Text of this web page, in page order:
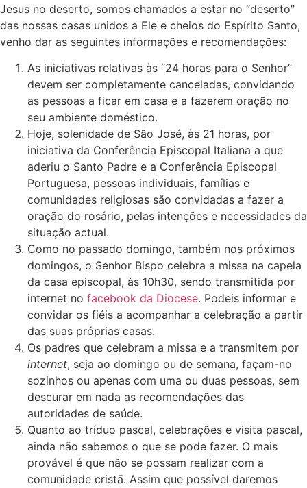
Jesus no deserto, somos chamados a estar no “deserto”
das nossas casas unidos a Ele e cheios do Espírito Santo,
venho dar as seguintes informações e recomendações:
As iniciativas relativas às “24 horas para o Senhor”
devem ser completamente canceladas, convidando
as pessoas a ficar em casa e a fazerem oração no
seu ambiente doméstico.
Hoje, solenidade de São José, às 21 horas, por
iniciativa da Conferência Episcopal Italiana a que
aderiu o Santo Padre e a Conferência Episcopal
Portuguesa, pessoas individuais, famílias e
comunidades religiosas são convidadas a fazer a
oração do rosário, pelas intenções e necessidades da
situação actual.
Como no passado domingo, também nos próximos
domingos, o Senhor Bispo celebra a missa na capela
da casa episcopal, às 10h30, sendo transmitida por
internet no facebook da Diocese. Podeis informar e
convidar os fiéis a acompanhar a celebração a partir
das suas próprias casas.
Os padres que celebram a missa e a transmitem por
internet, seja ao domingo ou de semana, façam-no
sozinhos ou apenas com uma ou duas pessoas, sem
descurar em nada as recomendações das
autoridades de saúde.
Quanto ao tríduo pascal, celebrações e visita pascal,
ainda não sabemos o que se pode fazer. O mais
provável é que não se possam realizar com a
comunidade cristã. Assim que possível daremos